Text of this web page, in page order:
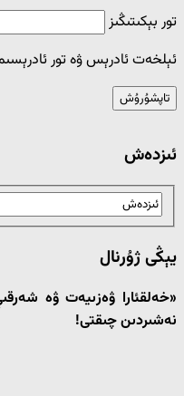
تور بېكىتىڭىز
ئېلخەت ئادرېس ۋە تور
ئىزدەش
يېڭى ژۇرنال
«خەلقئارا ۋەزىيەت ۋە
نەشىردىن چىقتى!